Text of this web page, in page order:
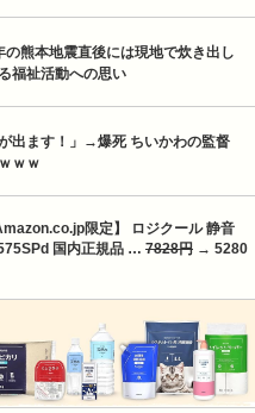
熊本地震直後には現地で炊き出し
福祉活動への思い
出ます！」→爆死 ちいかわの監督
ｗｗ
限定】 ロジクール 静音
国内正規品 … 7828円 → 5280